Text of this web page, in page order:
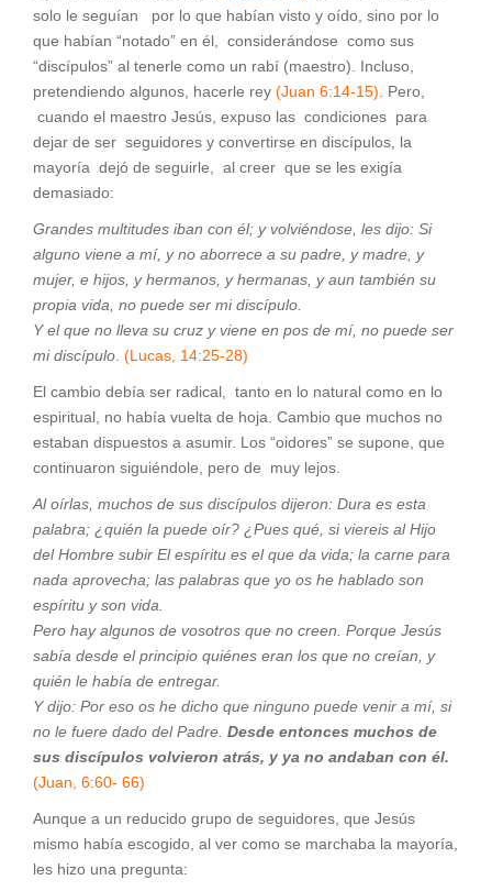
solo le seguían por lo que habían visto y oído, sino por lo
que habían “notado” en él, considerándose como sus
“discípulos” al tenerle como un rabí (maestro). Incluso,
pretendiendo algunos, hacerle rey (Juan 6:14-15) . Pero,
cuando el maestro Jesús, expuso las condiciones para
dejar de ser seguidores y convertirse en discípulos, la
mayoría dejó de seguirle, al creer que se les exigía
demasiado:
Grandes multitudes iban con él; y volviéndose, les dijo: Si
alguno viene a mí, y no aborrece a su padre, y madre, y
mujer, e hijos, y hermanos, y hermanas, y aun también su
propia vida, no puede ser mi discípulo.
Y el que no lleva su cruz y viene en pos de mí, no puede ser
mi discípulo (Lucas, 14:25-28)
El cambio debía ser radical, tanto en lo natural como en lo
espiritual, no había vuelta de hoja. Cambio que muchos no
estaban dispuestos a asumir. Los “oidores” se supone, que
continuaron siguiéndole, pero de muy lejos.
Al oírlas, muchos de sus discípulos dijeron: Dura es esta
palabra; ¿quién la puede oír? ¿Pues qué, si viereis al Hijo
del Hombre subir El espíritu es el que da vida; la carne para
nada aprovecha; las palabras que yo os he hablado son
espíritu y son vida.
Pero hay algunos de vosotros que no creen. Porque Jesús
sabía desde el principio quiénes eran los que no creían, y
quién le había de entregar.
Y dijo: Por eso os he dicho que ninguno puede venir a mí, si
no le fuere dado del Padre. Desde entonces muchos de
sus discípulos volvieron atrás, y ya no andaban con él.
(Juan, 6:60- 66)
Aunque a un reducido grupo de seguidores, que Jesús
mismo había escogido, al ver como se marchaba la mayoría,
les hizo una pregunta: